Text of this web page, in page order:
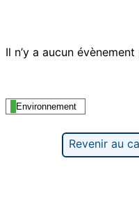
Il n’y a aucun
Environnement
Revenir au